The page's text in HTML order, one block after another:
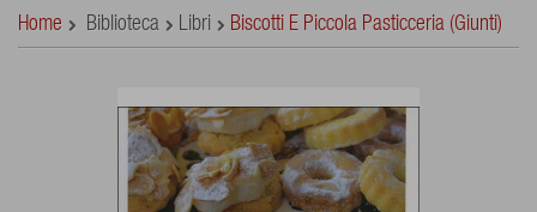
Home Biblioteca Libri Biscotti E Piccola Pasticceria (Giunti)